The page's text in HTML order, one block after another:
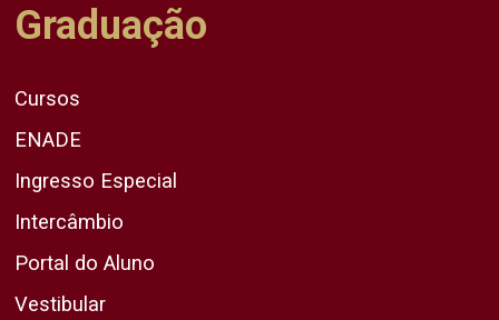
Graduação
Cursos
ENADE
Ingresso Especial
Intercâmbio
Portal do Aluno
Vestibular